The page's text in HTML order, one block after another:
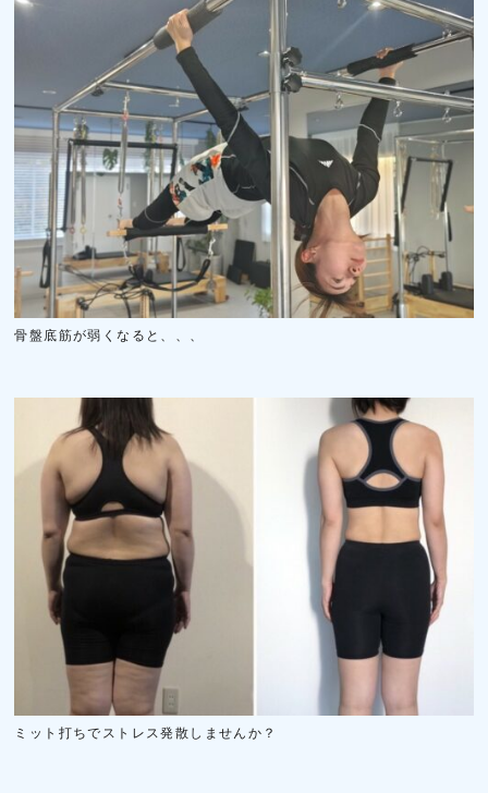
骨盤底筋が弱くなると、、、
ミット打ちでストレス発散しませんか？